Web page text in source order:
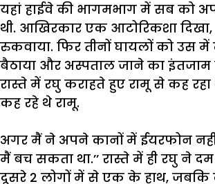
यहां हाईवे की भागमभाग में सब को
थी. आखिरकार एक आटोरिकशा दिखा,
रुकवाया. फिर तीनों घायलों को उस में
बैठाया और अस्पताल जाने का इंतजाम
रास्ते में रघु कराहते हुए रामू से कह रहा
कह रहे थे रामू.
अगर मैं ने अपने कानों में ईयरफोन
मैं बच सकता था.’’ रास्ते में ही रघु ने दम
दूसरे 2 लोगों में से एक के हाथ, जबकि